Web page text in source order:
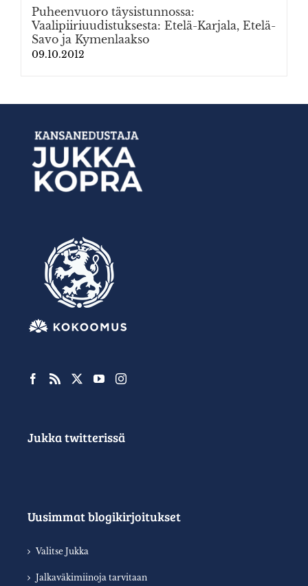
Puheenvuoro täysistunnossa:
Vaalipiiriuudistuksesta: Etelä-Karjala, Etelä-
Savo ja Kymenlaakso
09.10.2012
Jukka twitterissä
Uusimmat blogikirjoitukset
Valitse Jukka
Jalkaväkimiinoja tarvitaan